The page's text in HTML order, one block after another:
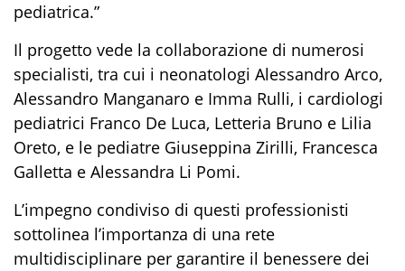
pediatrica.”
Il progetto vede la collaborazione di numerosi
specialisti, tra cui i neonatologi Alessandro Arco,
Alessandro Manganaro e Imma Rulli, i cardiologi
pediatrici Franco De Luca, Letteria Bruno e Lilia
Oreto, e le pediatre Giuseppina Zirilli, Francesca
Galletta e Alessandra Li Pomi.
L’impegno condiviso di questi professionisti
sottolinea l’importanza di una rete
multidisciplinare per garantire il benessere dei